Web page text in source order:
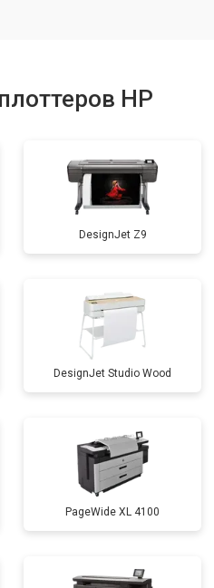
HP
DesignJet Z9
DesignJet Studio Wood
PageWide XL 4100